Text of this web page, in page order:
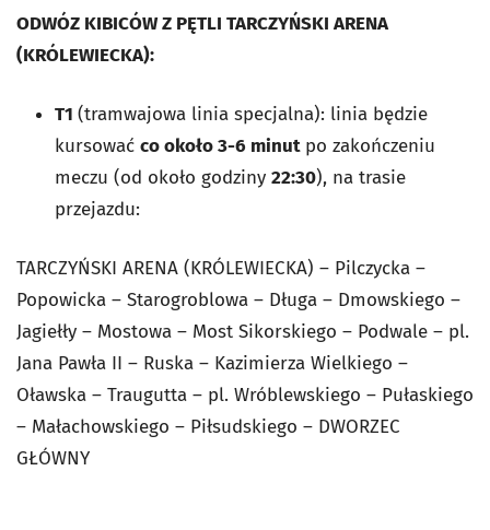
ODWÓZ KIBICÓW Z PĘTLI TARCZYŃSKI ARENA
(KRÓLEWIECKA):
T1 (tramwajowa linia specjalna): linia będzie
kursować co około 3-6 minut po zakończeniu
meczu (od około godziny 22:30), na trasie
przejazdu:
TARCZYŃSKI ARENA (KRÓLEWIECKA) – Pilczycka –
Popowicka – Starogroblowa – Długa – Dmowskiego –
Jagiełły – Mostowa – Most Sikorskiego – Podwale – pl.
Jana Pawła II – Ruska – Kazimierza Wielkiego –
Oławska – Traugutta – pl. Wróblewskiego – Pułaskiego
– Małachowskiego – Piłsudskiego – DWORZEC
GŁÓWNY